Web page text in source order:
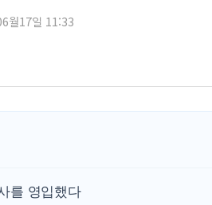
'월가의
양주 섬유
김정관 산
우크라
월17일 11:33
를 영입했다